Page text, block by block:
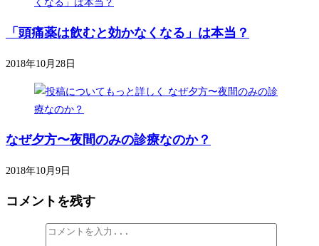
「頭痛薬は飲むと効かなくなる」は本当？
2018年10月28日
なぜ夕方〜夜間のみの診療なのか？
2018年10月9日
コメントを残す